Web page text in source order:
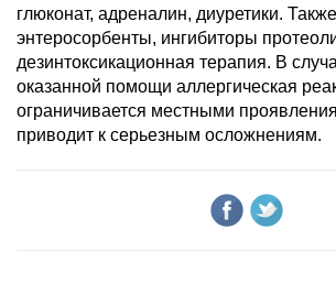
глюконат, адреналин, диуретики.
энтеросорбенты, ингибиторы
дезинтоксикационная терапия. В
оказанной помощи аллергическая
ограничивается местными
приводит к серьезным осложнениям.